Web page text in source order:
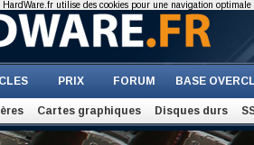
PRIX FORUM BASE
Cartes graphiques Disques durs
HardWare.fr utilise des cookies pour une navigation